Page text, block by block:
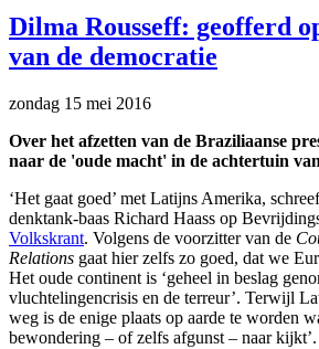
Dilma Rousseff: geofferd
van de democratie
zondag 15 mei 2016
Over het afzetten van de Braziliaanse
naar de 'oude macht' in de achtertuin
‘Het gaat goed’ met Latijns Amerika,
denktank-baas Richard Haass op
Volkskrant. Volgens de voorzitter van de
Relations gaat hier zelfs zo goed, dat we
Het oude continent is ‘geheel in beslag
vluchtelingencrisis en de terreur’. Terwijl
weg is de enige plaats op aarde te worden
bewondering – of zelfs afgunst – naar kijkt’.